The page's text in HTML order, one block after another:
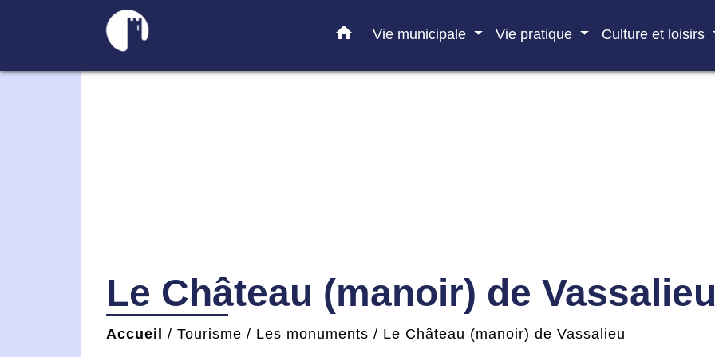
home Vie municipale Vie pratique Culture et loisirs
Le Château (manoir) de Vassalieu
Accueil / Tourisme / Les monuments / Le Château (manoir) de Vassalieu